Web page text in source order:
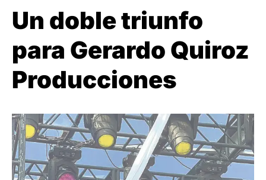
Un doble triunfo
para Gerardo Quiroz
Producciones